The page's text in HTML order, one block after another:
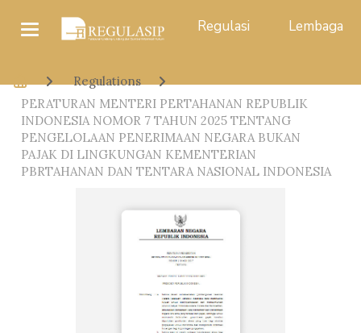
Regulasi Lembaga
Regulations
PERATURAN MENTERI PERTAHANAN REPUBLIK
INDONESIA NOMOR 7 TAHUN 2025 TENTANG
PENGELOLAAN PENERIMAAN NEGARA BUKAN
PAJAK DI LINGKUNGAN KEMENTERIAN
PBRTAHANAN DAN TENTARA NASIONAL INDONESIA